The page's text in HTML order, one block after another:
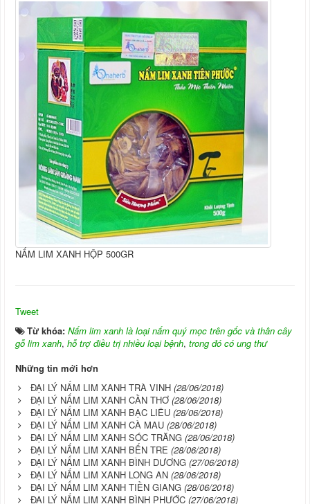
NẤM LIM XANH HỘP 500GR
Tweet
Từ khóa: Nấm lim xanh là loại nấm quý mọc trên gốc và thân cây
gỗ lim xanh, hỗ trợ điều trị nhiều loại bệnh, trong đó có ung thư
Những tin mới hơn
ĐẠI LÝ NẤM LIM XANH TRÀ VINH (28/06/2018)
ĐẠI LÝ NẤM LIM XANH CẦN THƠ (28/06/2018)
ĐẠI LÝ NẤM LIM XANH BẠC LIÊU (28/06/2018)
ĐẠI LÝ NẤM LIM XANH CÀ MAU (28/06/2018)
ĐẠI LÝ NẤM LIM XANH SÓC TRĂNG (28/06/2018)
ĐẠI LÝ NẤM LIM XANH BẾN TRE (28/06/2018)
ĐẠI LÝ NẤM LIM XANH BÌNH DƯƠNG (27/06/2018)
ĐẠI LÝ NẤM LIM XANH LONG AN (28/06/2018)
ĐẠI LÝ NẤM LIM XANH TIỀN GIANG (28/06/2018)
ĐẠI LÝ NẤM LIM XANH BÌNH PHƯỚC (27/06/2018)